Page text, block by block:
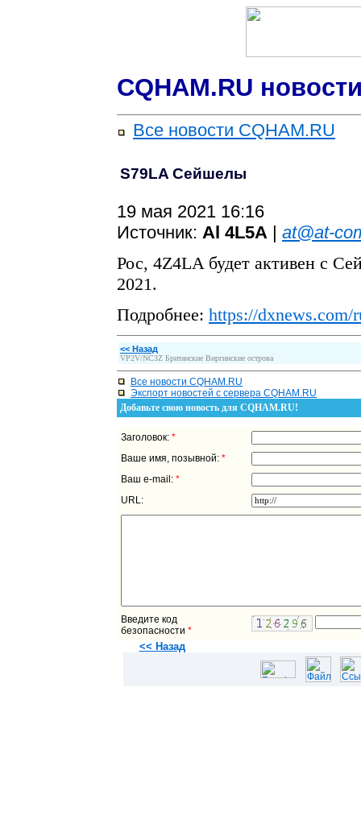
CQHAM.RU
Все новости CQHAM.RU
S79LA Сейшелы
19 мая 2021 16:16
Источник: Al 4L5A
at@at-
Рос, 4Z4LA будет активен с
2021.
Подробнее: https://dxnews.com/
<< Назад
VP2V/NC3Z Британские Виргинские острова
Все новости CQHAM.RU
Экспорт новостей с сервера CQHAM.RU
Добавьте свою новость для CQHAM.RU!
Заголовок: *
Ваше имя, позывной: *
Ваш e-mail: *
URL:
Введите код
безопасности *
<< Назад